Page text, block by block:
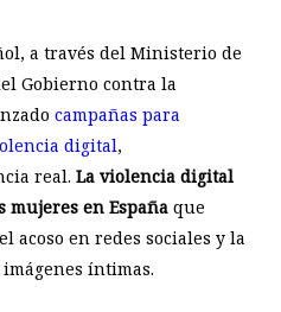
a través del Ministerio de
Gobierno contra la
campañas para
digital,
real. La violencia digital
mujeres en Españaque
acoso en redes sociales y la
íntimas.